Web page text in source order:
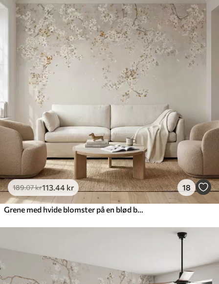
189.07kr113 .44 kr 18